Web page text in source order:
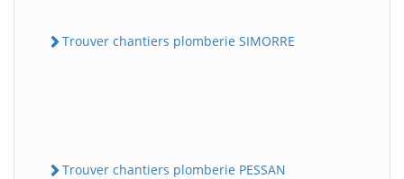
Trouver chantiers plomberie SIMORRE
Trouver chantiers plomberie PESSAN